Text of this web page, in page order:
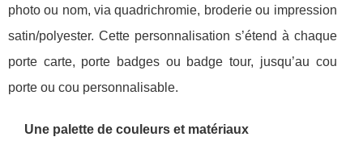
photo ou nom, via quadrichromie, broderie ou impression
satin/polyester. Cette personnalisation s’étend à chaque
porte carte, porte badges ou badge tour, jusqu’au cou
porte ou cou personnalisable.
Une palette de couleurs et matériaux